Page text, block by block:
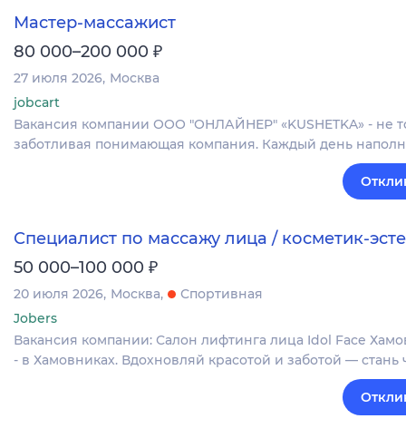
Мастер-массажист
80 000–200 000 ₽
27 июля 2026 Москва
jobcart
Вакансия компании ООО "ОНЛАЙНЕР" «KUSHETKA» - не
заботливая понимающая компания. Каждый день
Специалист по массажу лица / косметик-
50 000–100 000 ₽
20 июля 2026 Москва
Спортивная
Jobers
Вакансия компании: Салон лифтинга лица Idol Face
- в Хамовниках. Вдохновляй красотой и заботой —